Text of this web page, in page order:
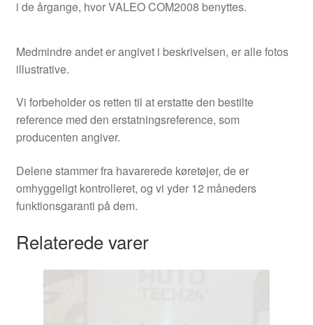
i de årgange, hvor VALEO COM2008 benyttes.
Medmindre andet er angivet i beskrivelsen, er alle fotos
illustrative.
Vi forbeholder os retten til at erstatte den bestilte
reference med den erstatningsreference, som
producenten angiver.
Delene stammer fra havarerede køretøjer, de er
omhyggeligt kontrolleret, og vi yder 12 måneders
funktionsgaranti på dem.
Relaterede varer